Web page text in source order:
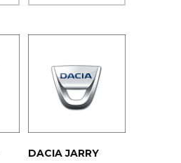
DACIA JARRY